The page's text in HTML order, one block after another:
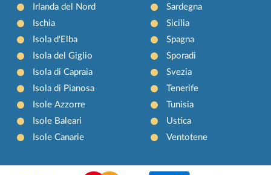
Irlanda del Nord
Ischia
Isola d'Elba
Isola del Giglio
Isola di Capraia
Isola di Pianosa
Isole Azzorre
Isole Baleari
Isole Canarie
Sardegna
Sicilia
Spagna
Sporadi
Svezia
Tenerife
Tunisia
Ustica
Ventotene